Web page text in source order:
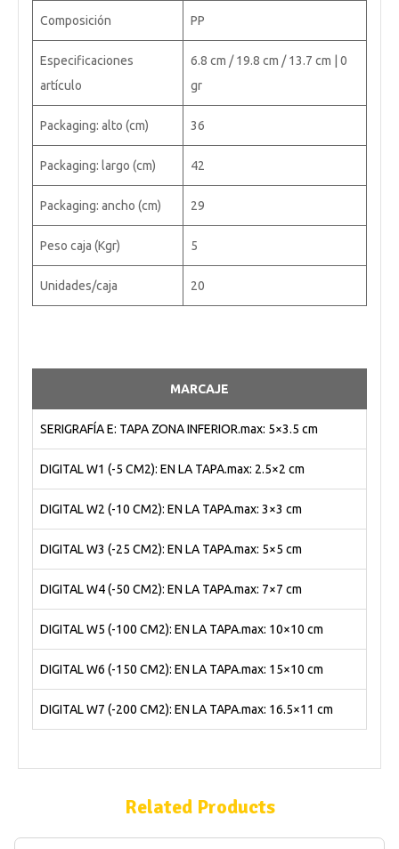
Composición PP
Especificaciones
artículo
6.8 cm / 19.8 cm / 13.7 cm | 0
gr
Packaging: alto (cm) 36
Packaging: largo (cm) 42
Packaging: ancho (cm) 29
Peso caja (Kgr) 5
Unidades/caja 20
MARCAJE
SERIGRAFÍA E: TAPA ZONA INFERIOR.max: 5×3.5 cm
DIGITAL W1 (-5 CM2): EN LA TAPA.max: 2.5×2 cm
DIGITAL W2 (-10 CM2): EN LA TAPA.max: 3×3 cm
DIGITAL W3 (-25 CM2): EN LA TAPA.max: 5×5 cm
DIGITAL W4 (-50 CM2): EN LA TAPA.max: 7×7 cm
DIGITAL W5 (-100 CM2): EN LA TAPA.max: 10×10 cm
DIGITAL W6 (-150 CM2): EN LA TAPA.max: 15×10 cm
DIGITAL W7 (-200 CM2): EN LA TAPA.max: 16.5×11 cm
Related Products